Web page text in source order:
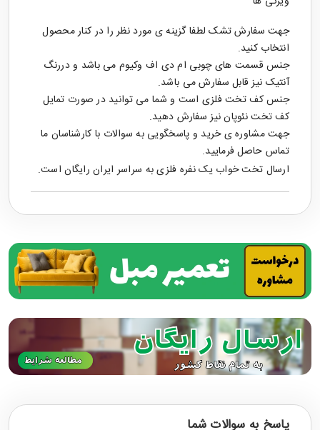
جهت سفارش تشک لطفا گزینه ی مورد نظر را در کنار محصول
انتخاب کنید.
جنس قسمت های چوبی ام دی اف وکیوم می باشد و دررنگ
آنتیک نیز قابل سفارش می باشد.
جنس کف تخت فلزی است و شما می توانید در صورت تمایل
کف تخت نئوپان نیز سفارش دهید.
جهت مشاوره ی خرید و پاسخگویی به سوالات با کارشناسان ما
تماس حاصل فرمایید.
ارسال تخت خواب یک نفره فلزیبه سراسر ایران رایگان است.
پاسخ به سوالات شما